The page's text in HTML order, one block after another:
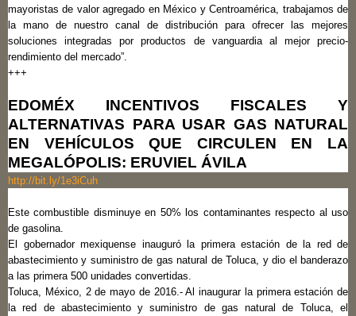
mayoristas de valor agregado en México y Centroamérica, trabajamos de
la mano de nuestro canal de distribución para ofrecer las mejores
soluciones integradas por productos de vanguardia al mejor precio-
rendimiento del mercado”.
+++
EDOMÉX INCENTIVOS FISCALES Y
ALTERNATIVAS PARA USAR GAS NATURAL
EN VEHÍCULOS QUE CIRCULEN EN LA
MEGALÓPOLIS: ERUVIEL ÁVILA
http://bit.ly/1e3iCuh
Este combustible disminuye en 50% los contaminantes respecto al uso
de gasolina.
El gobernador mexiquense inauguró la primera estación de la red de
abastecimiento y suministro de gas natural de Toluca, y dio el banderazo
a las primera 500 unidades convertidas.
Toluca, México, 2 de mayo de 2016.- Al inaugurar la primera estación de
la red de abastecimiento y suministro de gas natural de Toluca, el